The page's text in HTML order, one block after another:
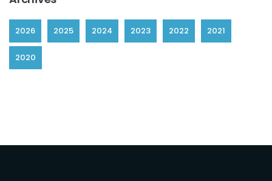
2026 2025 2024 2023 2022 2021
2020